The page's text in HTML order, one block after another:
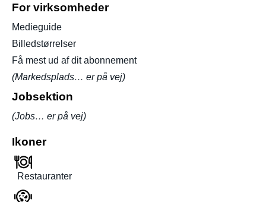
For virksomheder
Medieguide
Billedstørrelser
Få mest ud af dit abonnement
(Markedsplads… er på vej)
Jobsektion
(Jobs… er på vej)
Ikoner
Restauranter